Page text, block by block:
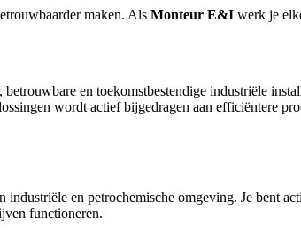
maken. Als Monteur E&I werk je
en toekomstbestendige industriële
wordt actief bijgedragen aan efficiëntere
en petrochemische omgeving. Je bent
functioneren.